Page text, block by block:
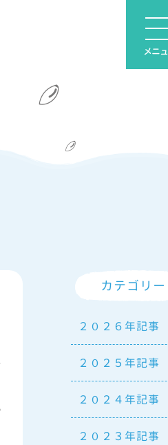
メニ
カテゴリー
２０２６年記事
２０２５年記事
２０２４年記事
２０２３年記事